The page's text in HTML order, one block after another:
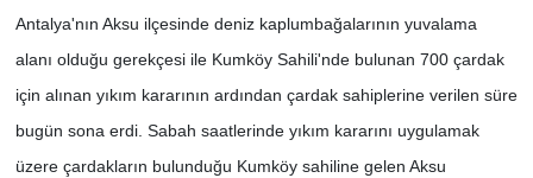
Antalya'nın Aksu ilçesinde deniz kaplumbağalarının yuvalama
alanı olduğu gerekçesi ile Kumköy Sahili'nde bulunan 700 çardak
için alınan yıkım kararının ardından çardak sahiplerine verilen süre
bugün sona erdi. Sabah saatlerinde yıkım kararını uygulamak
üzere çardakların bulunduğu Kumköy sahiline gelen Aksu